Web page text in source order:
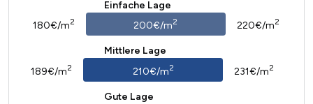
Einfache Lage
180€/m2 200€/m2 220€/m2
Mittlere Lage
189€/m2 210€/m2 231€/m2
Gute Lage